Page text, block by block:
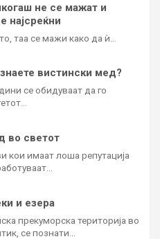
не се мажат и
најсреќни
таа се мажи како да ѝ…
вистински мед?
се обидуваат да го
во светот
кои имаат лоша репутација
и езера
прекуморска територија во
се познати…